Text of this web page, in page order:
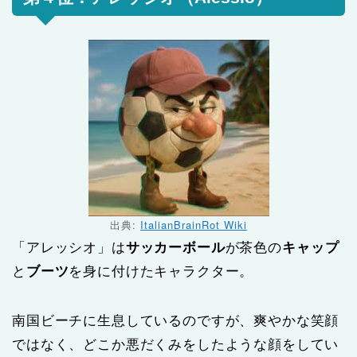
出典: ItalianBrainRot Wiki
「アレッシオ」はサッカーボールが茶色のキャップ
と ブーツを身に付けたキャラクター。
南国ビーチに生息しているのですが、爽やかな笑顔
ではなく、どこか悪だくみをしたような顔をしてい